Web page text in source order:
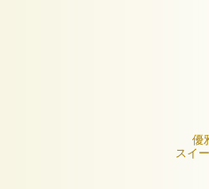
優
スイ